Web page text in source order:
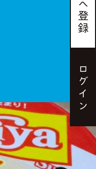
へ
登
録
ロ
グ
イ
ン